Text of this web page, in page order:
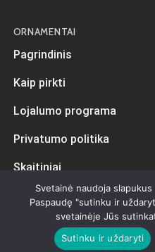
ORNAMENTAI
Pagrindinis
Kaip pirkti
Lojalumo programa
Privatumo politika
Skaitiniai
iKiwi.ltVisos teisės
Svetainė naudoja
Paspaudę "sutinku ir
svetainėje Jūs
Sutinku ir uždaryti